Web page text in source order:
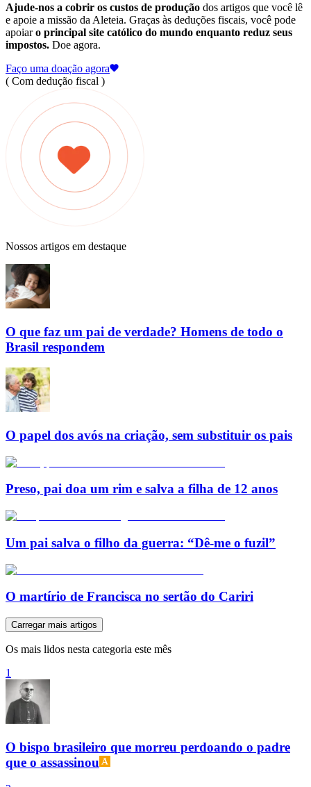
Ajude-nos a cobrir os custos de produção dos artigos que você lê
e apoie a missão da Aleteia. Graças às deduções fiscais, você pode
apoiaro principal site católico do mundo enquanto reduz seus
impostos. Doe agora.
Faço uma doação agora
( Com dedução fiscal )
Nossos artigos em destaque
O que faz um pai de verdade? Homens de todo o
Brasil respondem
O papel dos avós na criação, sem substituir os pais
Preso, pai doa um rim e salva a filha de 12 anos
Um pai salva o filho da guerra: “Dê-me o fuzil”
O martírio de Francisca no sertão do Cariri
Carregar mais artigos
Os mais lidos nesta categoria este mês
1
O bispo brasileiro que morreu perdoando o padre
que o assassinou